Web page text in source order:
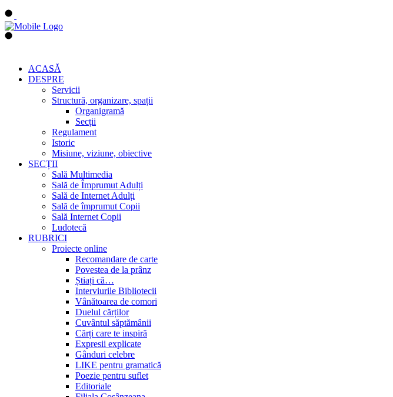
ACASĂ
DESPRE
Servicii
Structură, organizare, spații
Organigramă
Secții
Regulament
Istoric
Misiune, viziune, obiective
SECȚII
Sală Multimedia
Sală de Împrumut Adulți
Sală de Internet Adulți
Sală de împrumut Copii
Sală Internet Copii
Ludotecă
RUBRICI
Proiecte online
Recomandare de carte
Povestea de la prânz
Știați că…
Interviurile Bibliotecii
Vânătoarea de comori
Duelul cărților
Cuvântul săptămânii
Cărți care te inspiră
Expresii explicate
Gânduri celebre
LIKE pentru gramatică
Poezie pentru suflet
Editoriale